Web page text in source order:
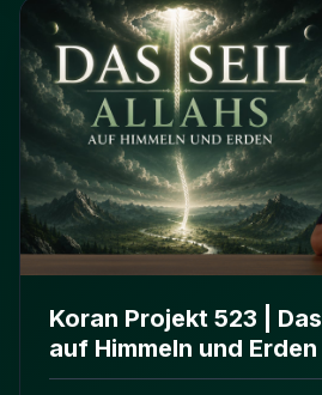
Koran Projekt 523 |
auf Himmeln und
ʿImrān 103-112